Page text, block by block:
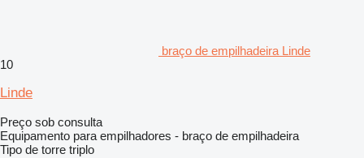
braço de empilhadeira Linde
10
Linde
Preço sob consulta
Equipamento para empilhadores - braço de empilhadeira
Tipo de torre triplo